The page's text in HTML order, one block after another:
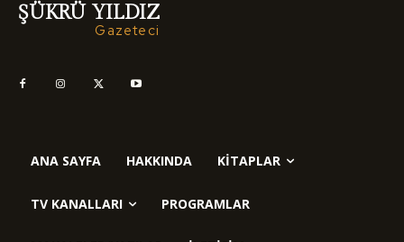
ŞÜKRÜ YILDIZ
Gazeteci
ANA SAYFA HAKKINDA KITAPLAR
TV KANALLARI PROGRAMLAR